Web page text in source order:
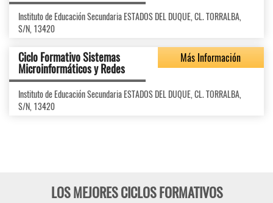
Instituto de Educación Secundaria ESTADOS DEL DUQUE, CL. TORRALBA,
S/N, 13420
Ciclo Formativo Sistemas
Microinformáticos y Redes
Más Información
Instituto de Educación Secundaria ESTADOS DEL DUQUE, CL. TORRALBA,
S/N, 13420
LOS MEJORES CICLOS FORMATIVOS